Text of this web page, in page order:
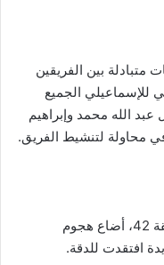
بين الفريقين
للإسماعيلي الجميع
مبكر في الدقيقة 34، بنزول عبد الله محمد وإبراهيم
محاولة لتنشيط الفريق.
قبل نهاية الشوط الأول وتحديداً في الدقيقة 42، أضاع هجوم
افتقدت للدقة.